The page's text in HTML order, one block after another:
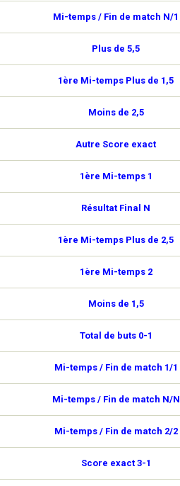
Mi-temps / Fin de match N/1
Plus de 5,5
1ère Mi-temps Plus de 1,5
Moins de 2,5
Autre Score exact
1ère Mi-temps 1
Résultat Final N
1ère Mi-temps Plus de 2,5
1ère Mi-temps 2
Moins de 1,5
Total de buts 0-1
Mi-temps / Fin de match 1/1
Mi-temps / Fin de match N/N
Mi-temps / Fin de match 2/2
Score exact 3-1